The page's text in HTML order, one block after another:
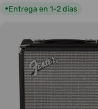
●Entrega en 1-2 días